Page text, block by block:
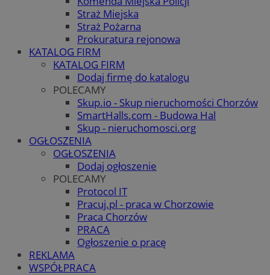
Straż Miejska
Straż Pożarna
Prokuratura rejonowa
KATALOG FIRM
KATALOG FIRM
Dodaj firmę do katalogu
POLECAMY
Skup.io - Skup nieruchomości Chorzów
SmartHalls.com - Budowa Hal
Skup - nieruchomosci.org
OGŁOSZENIA
OGŁOSZENIA
Dodaj ogłoszenie
POLECAMY
Protocol IT
Pracuj.pl - praca w Chorzowie
Praca Chorzów
PRACA
Ogłoszenie o pracę
REKLAMA
WSPÓŁPRACA